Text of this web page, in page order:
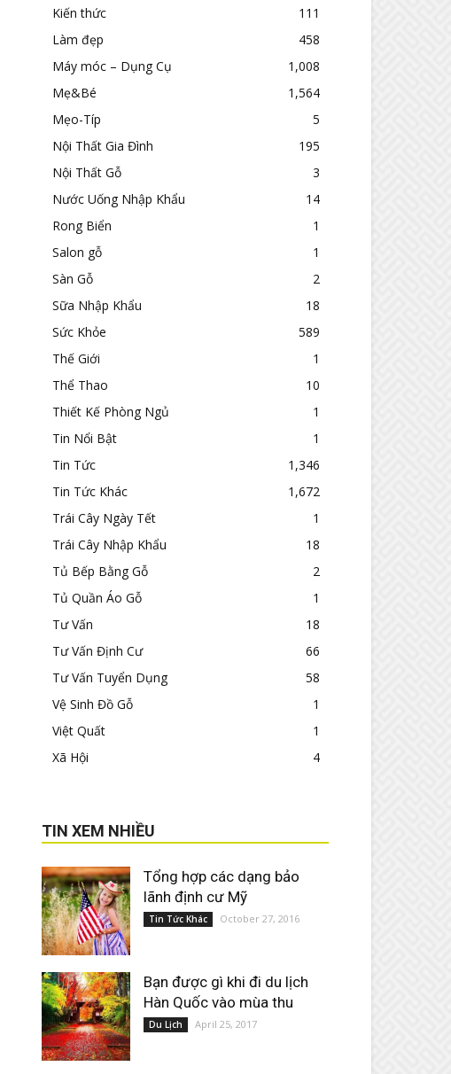
Kiến thức
111
Làm đẹp
458
Máy móc – Dụng Cụ
1,008
Mẹ&Bé
1,564
Mẹo-Típ
5
Nội Thất Gia Đình
195
Nội Thất Gỗ
3
Nước Uống Nhập Khẩu
14
Rong Biển
1
Salon gỗ
1
Sàn Gỗ
2
Sữa Nhập Khẩu
18
Sức Khỏe
589
Thế Giới
1
Thể Thao
10
Thiết Kế Phòng Ngủ
1
Tin Nổi Bật
1
Tin Tức
1,346
Tin Tức Khác
1,672
Trái Cây Ngày Tết
1
Trái Cây Nhập Khẩu
18
Tủ Bếp Bằng Gỗ
2
Tủ Quần Áo Gỗ
1
Tư Vấn
18
Tư Vấn Định Cư
66
Tư Vấn Tuyển Dụng
58
Vệ Sinh Đồ Gỗ
1
Việt Quất
1
Xã Hội
4
TIN XEM NHIỀU
Tổng hợp các dạng bảo
lãnh định cư Mỹ
Tin Tức Khác October 27, 2016
Bạn được gì khi đi du lịch
Hàn Quốc vào mùa thu
Du Lịch April 25, 2017